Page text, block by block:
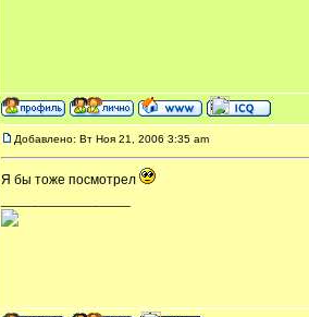
Добавлено: Вт Ноя 21, 2006 3:35 am
Я бы тоже посмотрел